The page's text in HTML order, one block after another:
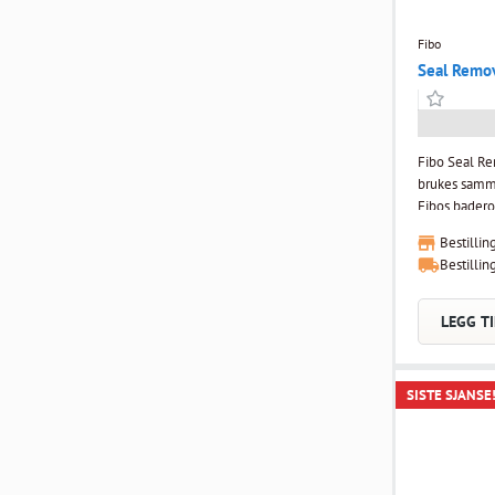
Fibo
Seal
Fibo Seal
brukes
Fibos
LEGG
SISTE SJANSE!